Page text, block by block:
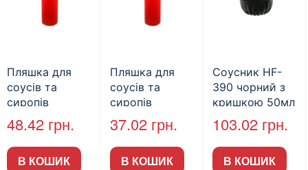
Пляшка для
соусів та
сиропів
Червона 700
мл
48.42 грн.
В КОШИК
Пляшка для
соусів та
сиропів
Червона 350
мл.
37.02 грн.
В КОШИК
Соусник HF-
390 чорний з
кришкою 50мл
(80шт/пак)
103.02 грн.
В КОШИК